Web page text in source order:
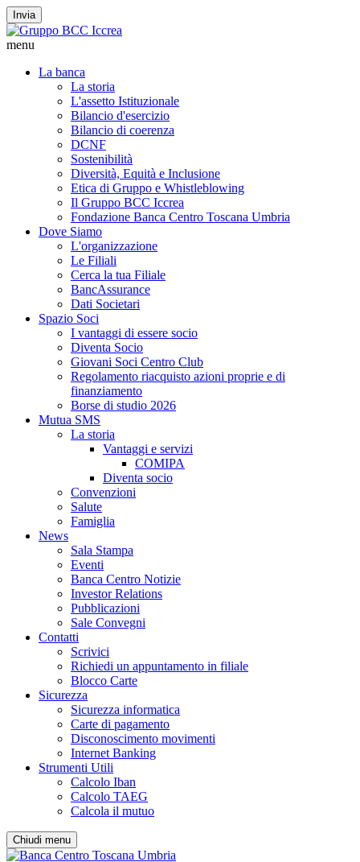
Invia
menu
La banca
La storia
L'assetto Istituzionale
Bilancio d'esercizio
Bilancio di coerenza
DCNF
Sostenibilità
Diversità, Equità e Inclusione
Etica di Gruppo e Whistleblowing
Il Gruppo BCC Iccrea
Fondazione Banca Centro Toscana Umbria
Dove Siamo
L'organizzazione
Le Filiali
Cerca la tua Filiale
BancAssurance
Dati Societari
Spazio Soci
I vantaggi di essere socio
Diventa Socio
Giovani Soci Centro Club
Regolamento riacquisto azioni proprie e di
finanziamento
Borse di studio 2026
Mutua SMS
La storia
Vantaggi e servizi
COMIPA
Diventa socio
Convenzioni
Salute
Famiglia
News
Sala Stampa
Eventi
Banca Centro Notizie
Investor Relations
Pubblicazioni
Sale Convegni
Contatti
Scrivici
Richiedi un appuntamento in filiale
Blocco Carte
Sicurezza
Sicurezza informatica
Carte di pagamento
Disconoscimento movimenti
Internet Banking
Strumenti Utili
Calcolo Iban
Calcolo TAEG
Calcola il mutuo
Chiudi menu